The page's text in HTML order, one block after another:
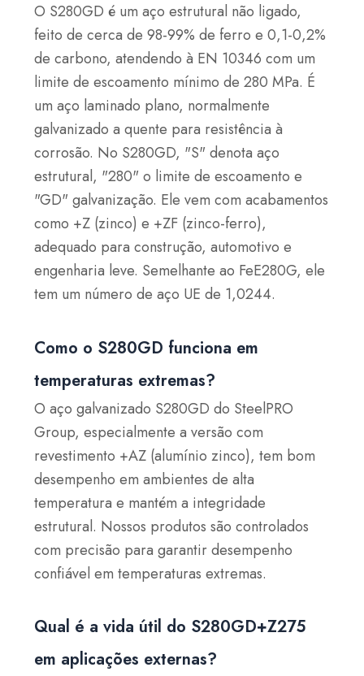
O S280GD é um aço estrutural não ligado,
feito de cerca de 98-99% de ferro e 0,1-0,2%
de carbono, atendendo à EN 10346 com um
limite de escoamento mínimo de 280 MPa. É
um aço laminado plano, normalmente
galvanizado a quente para resistência à
corrosão. No S280GD, "S" denota aço
estrutural, "280" o limite de escoamento e
"GD" galvanização. Ele vem com acabamentos
como +Z (zinco) e +ZF (zinco-ferro),
adequado para construção, automotivo e
engenharia leve. Semelhante ao FeE280G, ele
tem um número de aço UE de 1,0244.
Como o S280GD funciona em
temperaturas extremas?
O aço galvanizado S280GD do SteelPRO
Group, especialmente a versão com
revestimento +AZ (alumínio zinco), tem bom
desempenho em ambientes de alta
temperatura e mantém a integridade
estrutural. Nossos produtos são controlados
com precisão para garantir desempenho
confiável em temperaturas extremas.
Qual é a vida útil do S280GD+Z275
em aplicações externas?